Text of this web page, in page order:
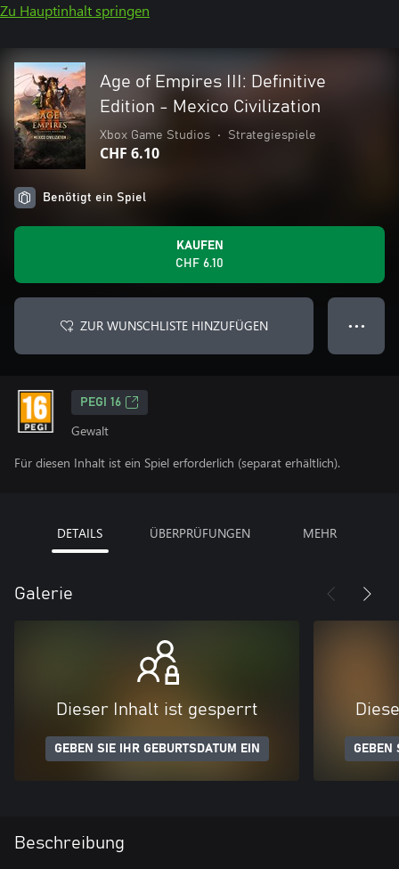
Zu Hauptinhalt springen
Age of Empires III: Definitive
Edition - Mexico Civilization
Xbox Game Studios • Strategiespiele
CHF 6.10
Benötigt ein Spiel
KAUFEN
CHF 6.10
ZUR WUNSCHLISTE HINZUFÜGEN ● ● ●
PEGI 16
Gewalt
Für diesen Inhalt ist ein Spiel erforderlich (separat erhältlich).
DETAILS ÜBERPRÜFUNGEN MEHR
Galerie
Dieser Inhalt ist gesperrt
GEBEN SIE IHR GEBURTSDATUM EIN GEBEN
Beschreibung